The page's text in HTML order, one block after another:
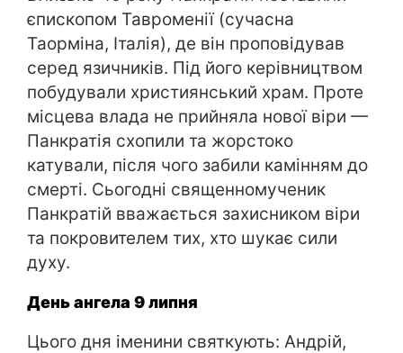
єпископом Тавроменії (сучасна
Таорміна, Італія), де він проповідував
серед язичників. Під його керівництвом
побудували християнський храм. Проте
місцева влада не прийняла нової віри —
Панкратія схопили та жорстоко
катували, після чого забили камінням до
смерті. Сьогодні священномученик
Панкратій вважається захисником віри
та покровителем тих, хто шукає сили
духу.
День ангела 9 липня
Цього дня іменини святкують: Андрій,